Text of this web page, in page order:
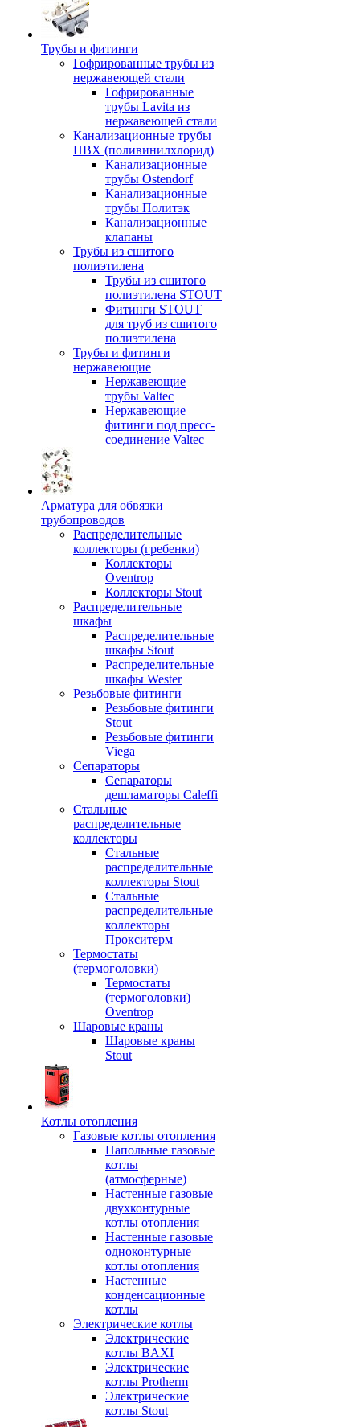
Трубы и фитинги
Гофрированные трубы из
нержавеющей стали
Гофрированные
трубы Lavita из
нержавеющей стали
Канализационные трубы
ПВХ (поливинилхлорид)
Канализационные
трубы Ostendorf
Канализационные
трубы Политэк
Канализационные
клапаны
Трубы из сшитого
полиэтилена
Трубы из сшитого
полиэтилена STOUT
Фитинги STOUT
для труб из сшитого
полиэтилена
Трубы и фитинги
нержавеющие
Нержавеющие
трубы Valtec
Нержавеющие
фитинги под пресс-
соединение Valtec
Арматура для обвязки
трубопроводов
Распределительные
коллекторы (гребенки)
Коллекторы
Oventrop
Коллекторы Stout
Распределительные
шкафы
Распределительные
шкафы Stout
Распределительные
шкафы Wester
Резьбовые фитинги
Резьбовые фитинги
Stout
Резьбовые фитинги
Viega
Сепараторы
Сепараторы
дешламаторы Caleffi
Стальные
распределительные
коллекторы
Стальные
распределительные
коллекторы Stout
Стальные
распределительные
коллекторы
Прокситерм
Термостаты
(термоголовки)
Термостаты
(термоголовки)
Oventrop
Шаровые краны
Шаровые краны
Stout
Котлы отопления
Газовые котлы отопления
Напольные газовые
котлы
(атмосферные)
Настенные газовые
двухконтурные
котлы отопления
Настенные газовые
одноконтурные
котлы отопления
Настенные
конденсационные
котлы
Электрические котлы
Электрические
котлы BAXI
Электрические
котлы Protherm
Электрические
котлы Stout